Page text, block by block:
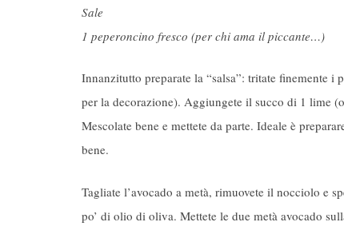
Sale
1 peperoncino fresco (per chi ama il piccante…)
Innanzitutto preparate la “salsa”: tritate finemente
per la decorazione). Aggiungete il succo di 1 lime
Mescolate bene e mettete da parte. Ideale è
bene.
Tagliate l’avocado a metà, rimuovete il nocciolo e
po’ di olio di oliva. Mettete le due metà avocado